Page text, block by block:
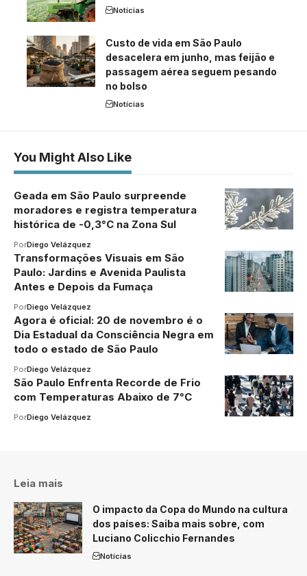
Notícias
Custo de vida em São Paulo
desacelera em junho, mas feijão e
passagem aérea seguem pesando
no bolso
Notícias
You Might Also Like
Geada em São Paulo surpreende
moradores e registra temperatura
histórica de -0,3°C na Zona Sul
PorDiego Velázquez
Transformações Visuais em São
Paulo: Jardins e Avenida Paulista
Antes e Depois da Fumaça
PorDiego Velázquez
Agora é oficial: 20 de novembro é o
Dia Estadual da Consciência Negra em
todo o estado de São Paulo
PorDiego Velázquez
São Paulo Enfrenta Recorde de Frio
com Temperaturas Abaixo de 7°C
PorDiego Velázquez
Leia mais
O impacto da Copa do Mundo na cultura
dos países: Saiba mais sobre, com
Luciano Colicchio Fernandes
Notícias